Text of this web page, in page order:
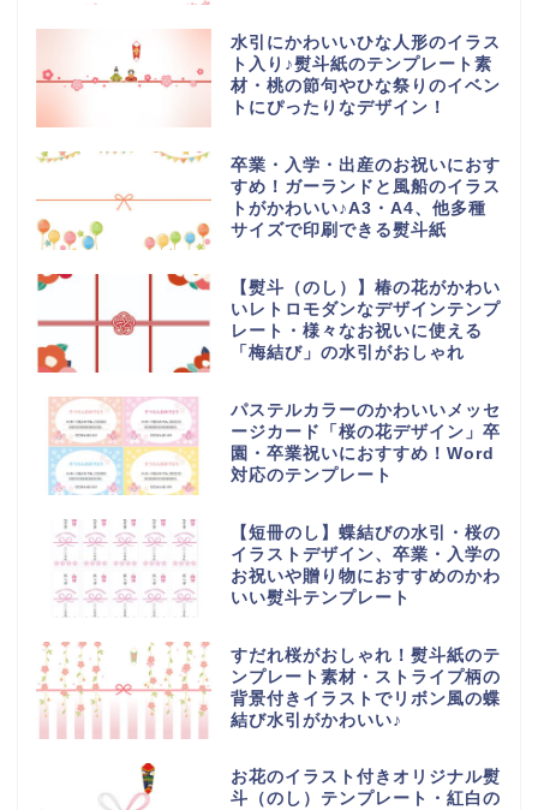
水引にかわいいひな人形のイラス
ト入り♪熨斗紙のテンプレート素
材・桃の節句やひな祭りのイベン
トにぴったりなデザイン！
卒業・入学・出産のお祝いにおす
すめ！ガーランドと風船のイラス
トがかわいい♪A3・A4、他多種
サイズで印刷できる熨斗紙
【熨斗（のし）】椿の花がかわい
いレトロモダンなデザインテンプ
レート・様々なお祝いに使える
「梅結び」の水引がおしゃれ
パステルカラーのかわいいメッセ
ージカード「桜の花デザイン」卒
園・卒業祝いにおすすめ！Word
対応のテンプレート
【短冊のし】蝶結びの水引・桜の
イラストデザイン、卒業・入学の
お祝いや贈り物におすすめのかわ
いい熨斗テンプレート
すだれ桜がおしゃれ！熨斗紙のテ
ンプレート素材・ストライプ柄の
背景付きイラストでリボン風の蝶
結び水引がかわいい♪
お花のイラスト付きオリジナル熨
斗（のし）テンプレート・紅白の